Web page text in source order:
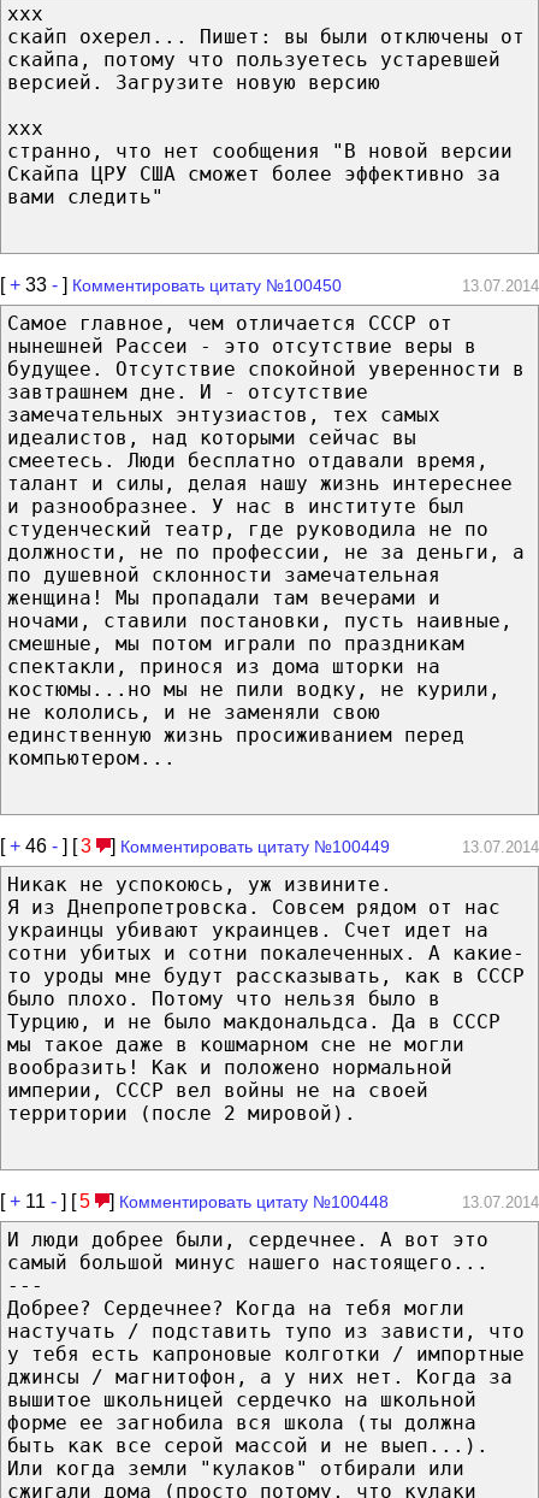
xxx
скайп охерел... Пишет: вы были отключены от
скайпа, потому что пользуетесь устаревшей
версией. Загрузите новую версию
xxx
странно, что нет сообщения "В новой версии
Скайпа ЦРУ США сможет более эффективно за
вами следить"
[+ 33 - ] Комментировать цитату №100450 13.07.2014
Cамое главное, чем отличается СССР от
нынешней Рассеи - это отсутствие веры в
будущее. Отсутствие спокойной уверенности в
завтрашнем дне. И - отсутствие
замечательных энтузиастов, тех самых
идеалистов, над которыми сейчас вы
смеетесь. Люди бесплатно отдавали время,
талант и силы, делая нашу жизнь интереснее
и разнообразнее. У нас в институте был
студенческий театр, где руководила не по
должности, не по профессии, не за деньги, а
по душевной склонности замечательная
женщина! Мы пропадали там вечерами и
ночами, ставили постановки, пусть наивные,
смешные, мы потом играли по праздникам
спектакли, принося из дома шторки на
костюмы...но мы не пили водку, не курили,
не кололись, и не заменяли свою
единственную жизнь просиживанием перед
компьютером...
[+ 46 - ] [3 ] Комментировать цитату №100449 13.07.2014
Никак не успокоюсь, уж извините.
Я из Днепропетровска. Совсем рядом от нас
украинцы убивают украинцев. Счет идет на
сотни убитых и сотни покалеченных. А какие-
то уроды мне будут рассказывать, как в СССР
было плохо. Потому что нельзя было в
Турцию, и не было макдональдса. Да в СССР
мы такое даже в кошмарном сне не могли
вообразить! Как и положено нормальной
империи, СССР вел войны не на своей
территории (после 2 мировой).
[+ 11 - ] [5 ] Комментировать цитату №100448 13.07.2014
И люди добрее были, сердечнее. А вот это
самый большой минус нашего настоящего...
---
Добрее? Сердечнее? Когда на тебя могли
настучать / подставить тупо из зависти, что
у тебя есть капроновые колготки / импортные
джинсы / магнитофон, а у них нет. Когда за
вышитое школьницей сердечко на школьной
форме ее загнобила вся школа (ты должна
быть как все серой массой и не выеп...).
Или когда земли "кулаков" отбирали или
сжигали дома (просто потому, что кулаки